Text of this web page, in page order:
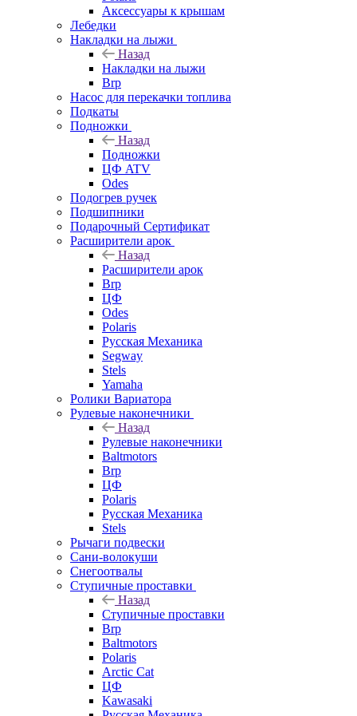
Аксессуары к крышам
Лебедки
Накладки на лыжи
Назад
Накладки на лыжи
Brp
Насос для перекачки топлива
Подкаты
Подножки
Назад
Подножки
ЦФ ATV
Odes
Подогрев ручек
Подшипники
Подарочный Сертификат
Расширители арок
Назад
Расширители арок
Brp
ЦФ
Odes
Polaris
Русская Механика
Segway
Stels
Yamaha
Ролики Вариатора
Рулевые наконечники
Назад
Рулевые наконечники
Baltmotors
Brp
ЦФ
Polaris
Русская Механика
Stels
Рычаги подвески
Сани-волокуши
Снегоотвалы
Ступичные проставки
Назад
Ступичные проставки
Brp
Baltmotors
Polaris
Arctic Cat
ЦФ
Kawasaki